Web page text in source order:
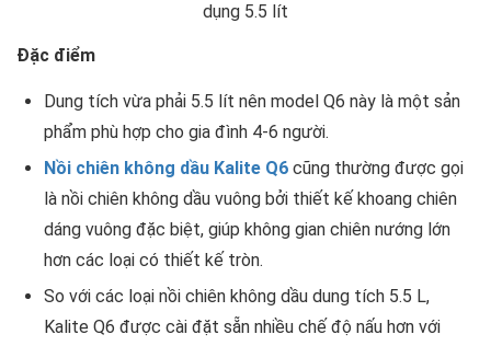
dụng 5.5 lít
Đặc điểm
Dung tích vừa phải 5.5 lít nên model Q6 này là một sản
phẩm phù hợp cho gia đình 4-6 người.
Nồi chiên không dầu Kalite Q6 cũng thường được gọi
là nồi chiên không dầu vuông bởi thiết kế khoang chiên
dáng vuông đặc biệt, giúp không gian chiên nướng lớn
hơn các loại có thiết kế tròn.
So với các loại nồi chiên không dầu dung tích 5.5 L,
Kalite Q6 được cài đặt sẵn nhiều chế độ nấu hơn với